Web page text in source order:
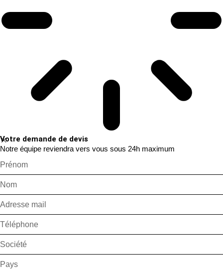
Votre demande de devis
Notre équipe reviendra vers vous sous 24h maximum